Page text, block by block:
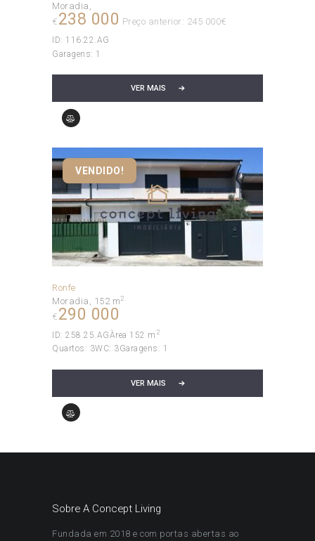
Moradia
€ 238 000 Preço anterior: 245 000€
ID: 116.22.AG
Garagens: 1
VER MAIS
VENDIDO!
Ronfe
Moradia
152 m2
€ 290 000
ID: 258.25.AGÀrea 152 m 2
Quartos: 3WC: 3Garagens: 1
VER MAIS
Sobre A Concept Living
Fundada em 2018 e com portas abertas ao